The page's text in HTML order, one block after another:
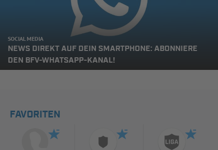
SOCIAL MEDIA
NEWS DIREKT AUF DEIN SMARTPHONE: ABONNIERE
DEN BFV-WHATSAPP-KANAL!
FAVORITEN